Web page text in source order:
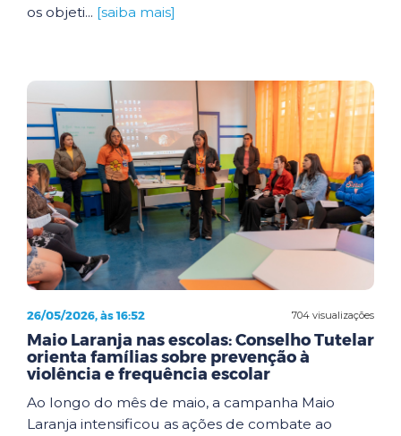
os objeti... [saiba mais]
704 visualizações
26/05/2026, às 16:52
Maio Laranja nas escolas: Conselho Tutelar
orienta famílias sobre prevenção à
violência e frequência escolar
Ao longo do mês de maio, a campanha Maio
Laranja intensificou as ações de combate ao